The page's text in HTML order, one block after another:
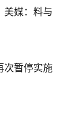
美媒：料与
次暂停实施